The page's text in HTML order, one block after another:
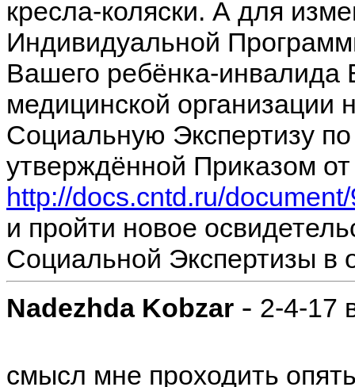
кресла-коляски. А для
Индивидуальной
Вашего ребёнка-инвалида
медицинской
Социальную Экспертизу
утверждённой Приказом
http://docs.cntd.ru/
и пройти новое
Социальной Экспертизы в
Nadezhda Kobzar - 2-4-17
смысл мне проходить